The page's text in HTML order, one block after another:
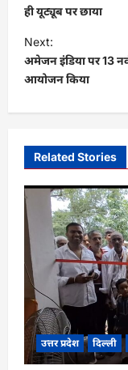
s
t
n
a
v
g
a
t
o
n
ही यूट्यूब पर छाया
Next:
अमेजन इंडिया पर 13
आयोजन किया
Related Stories
उत्तर प्रदेश दिल्ली